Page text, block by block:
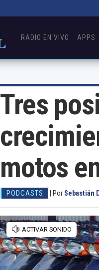
RADIO EN VIVO APPS
Tres
motos
PODCASTS Por Sebastián